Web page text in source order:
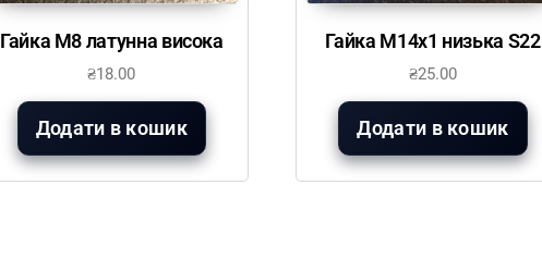
Гайка М8 латунна висока
₴18.00
Додати в кошик
Гайка М14х1 низька S22
₴25.00
Додати в кошик